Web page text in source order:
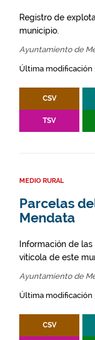
Registro de
municipio.
Ayuntamiento de
Última modificación
CSV
TSV
MEDIO RURAL
Parcelas
Mendata
Información de
vitícola de este
Ayuntamiento de
Última modificación
CSV